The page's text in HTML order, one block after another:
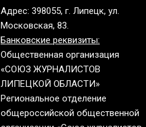
Адрес: 398055, г. Липецк, ул.
Московская, 83.
Банковские реквизиты:
Общественная организация
«СОЮЗ ЖУРНАЛИСТОВ
ЛИПЕЦКОЙ ОБЛАСТИ»
Региональное отделение
общероссийской общественной